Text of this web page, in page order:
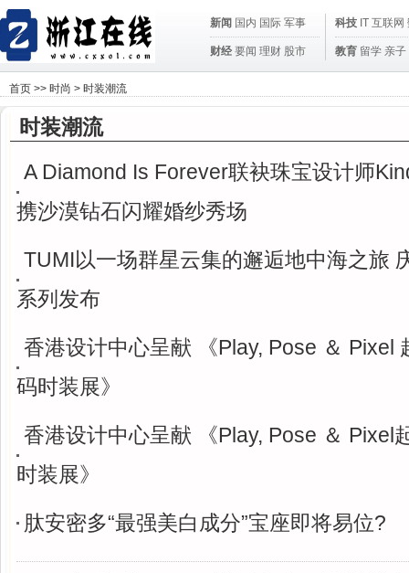
新闻 国内 国际 军事
财经 要闻 理财 股市
科技 IT 互联网
教育 留学 亲子
首页 >> 时尚 > 时装潮流
时装潮流
A Diamond Is Forever联袂珠宝设计师
携沙漠钻石闪耀婚纱秀场
TUMI以一场群星云集的邂逅地中海之旅
系列发布
香港设计中心呈献 《Play, Pose ＆ Pixel
码时装展》
香港设计中心呈献 《Play, Pose ＆ Pixel
时装展》
肽安密多“最强美白成分”宝座即将易位?